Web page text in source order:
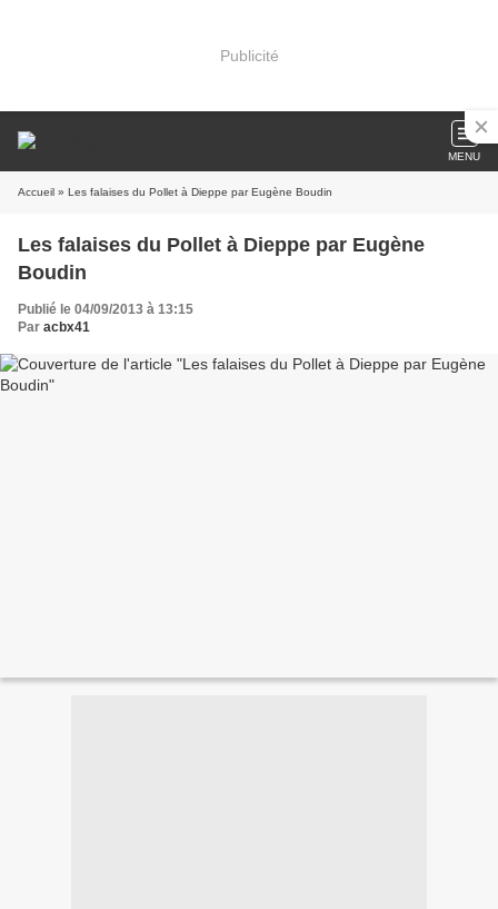
Publicité
MENU
Accueil » Les falaises du Pollet à Dieppe par Eugène Boudin
Les falaises du Pollet à Dieppe par Eugène
Boudin
Publié le 04/09/2013 à 13:15
Par acbx41